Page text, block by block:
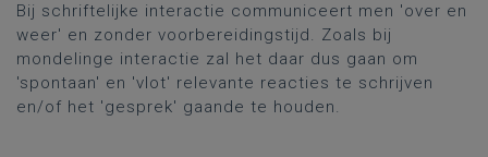
Bij schriftelijke interactie communiceert men 'over en
weer' en zonder voorbereidingstijd. Zoals bij
mondelinge interactie zal het daar dus gaan om
'spontaan' en 'vlot' relevante reacties te schrijven
en/of het 'gesprek' gaande te houden.